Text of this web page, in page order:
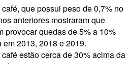
que possui peso de 0,7% no
anteriores mostraram que
provocar quedas de 5% a 10%
2013, 2018 e 2019.
estão cerca de 30% acima da